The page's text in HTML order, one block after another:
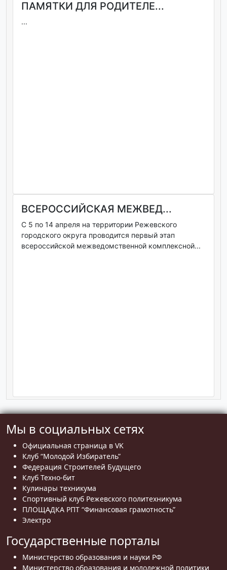
ПАМЯТКИ ДЛЯ РОДИТЕЛЕ...
...
ВСЕРОССИЙСКАЯ МЕЖВЕД...
С 5 по 14 апреля на территории Режевского
городского округа проводится первый этап
всероссийской межведомственной комплексной...
Мы в социальных сетях
Официальная страница в VK
Клуб “Молодой Избиратель”
Федерация Строителей Будущего
Клуб Техно-бит
Кулинары техникума
Спортивный клуб Режевского политехникума
ПЛОЩАДКА РПТ “Финансовая грамотность”
Электро
Государственные порталы
Министерство образования и науки РФ
Министерство образования и молодежной политики